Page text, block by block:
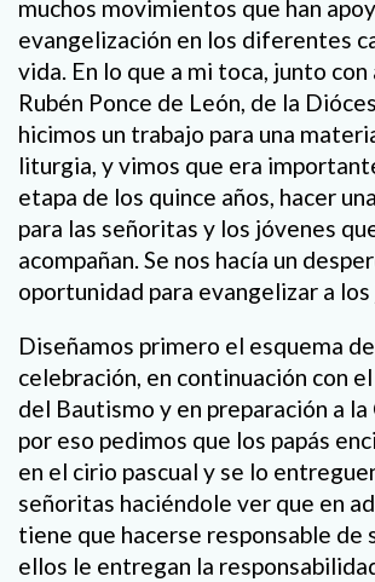
muchos movimientos que han
evangelización en los diferentes
vida. En lo que a mi toca, junto con
Rubén Ponce de León, de la
hicimos un trabajo para una
liturgia, y vimos que era
etapa de los quince años, hacer
para las señoritas y los jóvenes
acompañan. Se nos hacía un
oportunidad para evangelizar a
Diseñamos primero el esquema
celebración, en continuación con
del Bautismo y en preparación a
por eso pedimos que los papás
en el cirio pascual y se lo
señoritas haciéndole ver que en
tiene que hacerse responsable de
ellos le entregan la